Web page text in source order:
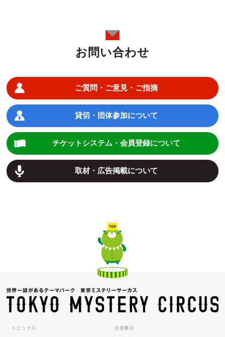
お問い合わせ
ご質問・ご意見・ご指摘
貸切・団体参加について
チケットシステム・会員登録について
取材・広告掲載について
トピックス 注意事項